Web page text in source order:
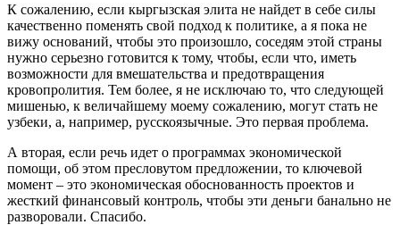
К сожалению, если кыргызская элита не найдет в себе силы
качественно поменять свой подход к политике, а я пока не
вижу оснований, чтобы это произошло, соседям этой страны
нужно серьезно готовится к тому, чтобы, если что, иметь
возможности для вмешательства и предотвращения
кровопролития. Тем более, я не исключаю то, что следующей
мишенью, к величайшему моему сожалению, могут стать не
узбеки, а, например, русскоязычные. Это первая проблема.
А вторая, если речь идет о программах экономической
помощи, об этом пресловутом предложении, то ключевой
момент – это экономическая обоснованность проектов и
жесткий финансовый контроль, чтобы эти деньги банально не
разворовали. Спасибо.